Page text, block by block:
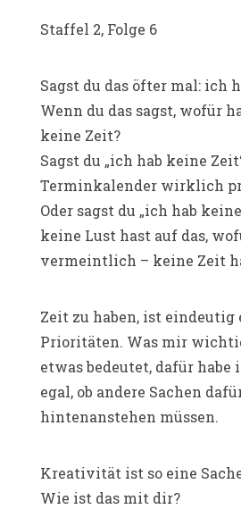
Staffel 2, Folge 6
Sagst du das öfter mal: ich
Wenn du das sagst, wofür
keine Zeit?
Sagst du „ich hab keine
Terminkalender wirklich
Oder sagst du „ich hab
keine Lust hast auf das,
vermeintlich – keine Zeit
Zeit zu haben, ist eindeutig
Prioritäten. Was mir
etwas bedeutet, dafür habe
egal, ob andere Sachen
hintenanstehen müssen.
Kreativität ist so eine
Wie ist das mit dir?